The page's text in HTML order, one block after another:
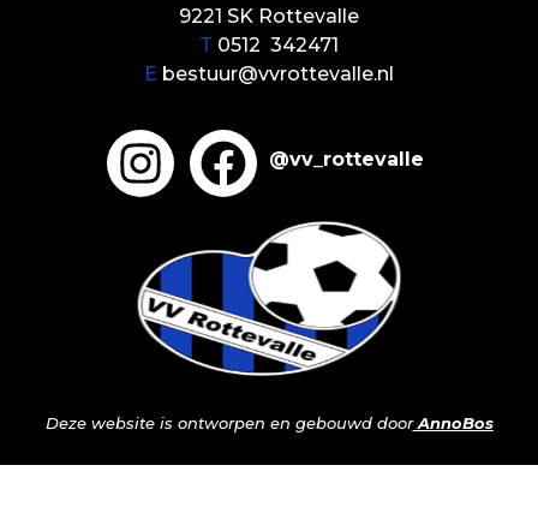
9221 SK Rottevalle
T 0512 342471
E bestuur@vvrottevalle.nl
@vv_rottevalle
Deze website is ontworpen en gebouwd door AnnoBos